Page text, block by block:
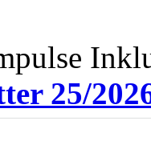
25/